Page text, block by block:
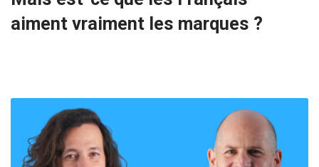
aiment vraiment les marques ?